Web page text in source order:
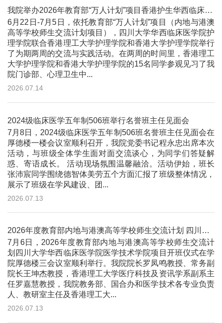
我院举办2026年教育部“万人计划”项目香港护生华西临床护理线下交流与实践活动
6月22日-7月5日，依托教育部“万人计划”项目（内地与港澳
高等学校师生交流计划项目），四川大学华西临床医学院护
理学院联合香港理工大学护理学院和香港大学护理学院举行
了为期两周的交流与实践活动。在两周的时间里，香港理工
大学护理学院和香港大学护理学院的15名同学参观见习了我
院门诊部、心理卫生中...
2026.07.14
2024级临床医学五年制506班举行名誉班主任见面会
7月8日，2024级临床医学五年制506班名誉班主任见面会在
厚德楼一楼会议室顺利召开，我院党委书记程永忠出席本次
活动，与班级全体学生面对面交流谈心，为同学们答疑解
惑、寄语成长。 活动现场氛围温馨融洽。活动伊始，班长
张沛宸同学围绕德智体美劳五个方面汇报了班级整体情况，
展示了班级在学风建设、团...
2026.07.13
2026年度教育部内地与港澳高等学校师生交流计划 四川大学华西临床医学院医学技术学院项目开班仪式顺利举行
7月6日，2026年度教育部内地与港澳高等学校师生交流计
划四川大学华西临床医学院医学技术学院项目开班仪式在学
院厚德楼三会议室顺利举行。我院院长罗凤鸣教授、常务副
院长王坤杰教授，香港理工大学医疗科技及资讯学系副系主
任罗嘉慧教授，我院教务部、国合办和医学技术各专业负责
人、教研室主任及香港理工大...
2026.07.13